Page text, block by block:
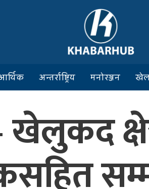
अन्तर्राष्ट्रिय मनोरञ्जन
खेलुकद